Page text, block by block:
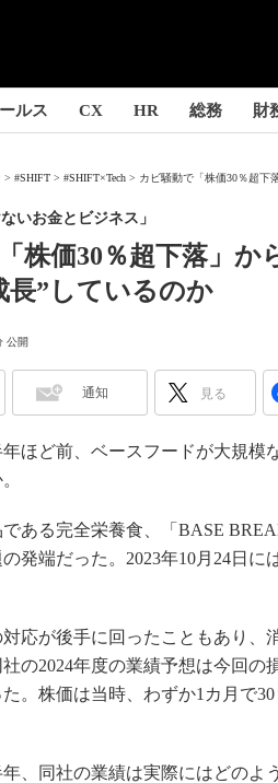
ルス CX HR 総務 財
#SHIFT #SHIFT×Tech カビ騒動で「株価30％超下
株価30％超下落」
長”しているのか
いお金とビジネス」
公開
通知 見る
ほど前、ベースフードが大規模
ある完全栄養食、「BASE
の発端だった。2023年10月24日
応が後手に回ったこともあり、
の2024年度の業績予想は今回の
。株価は当時、わずか1カ月で
、同社の業績は実際にはどのよ